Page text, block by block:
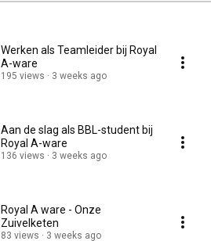
Werken als Teamleider bij Royal
A-ware
195 views 3 weeks ago
Aan de slag als BBL-student bij
Royal A-ware
136 views 3 weeks ago
Royal A ware - Onze
Zuivelketen
83 views 3 weeks ago